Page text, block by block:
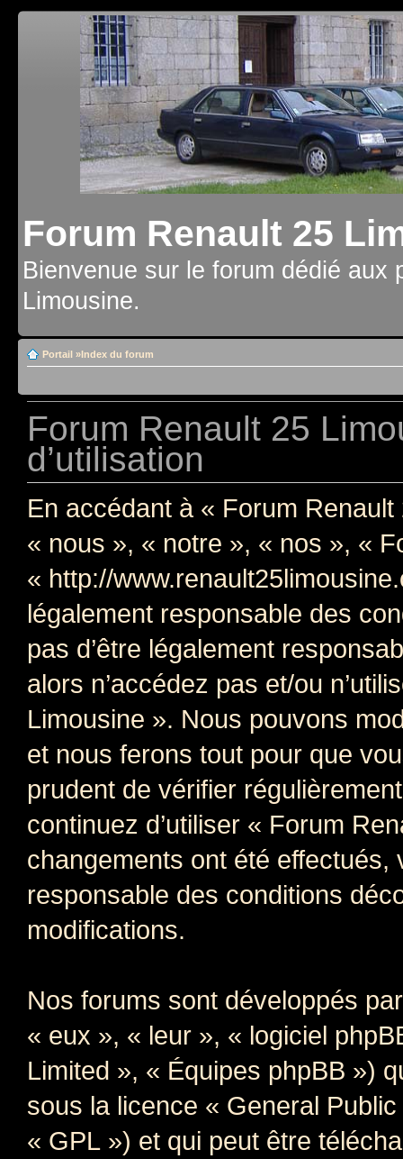
Forum Renault 25
Bienvenue sur le forum dédié aux
Limousine.
Portail »Index du forum
Forum Renault 25
d’utilisation
En accédant à « Forum
« nous », « notre », « nos », «
« http://
légalement responsable des
pas d’être légalement
alors n’accédez pas et/ou
Limousine ». Nous pouvons
et nous ferons tout pour que
prudent de vérifier
continuez d’utiliser « Forum
changements ont été effectués,
responsable des conditions
modifications.
Nos forums sont développés
« eux », « leur », « logiciel
Limited », « Équipes phpBB »)
sous la licence « General
« GPL ») et qui peut être